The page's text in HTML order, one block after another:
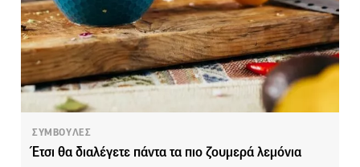
ΣΥΜΒΟΥΛΕΣ
Έτσι θα διαλέγετε πάντα τα πιο ζουμερά λεμόνια